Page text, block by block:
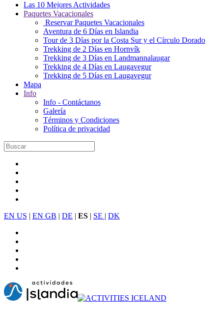
Las 10 Mejores Actividades
Paquetes Vacacionales
Reservar Paquetes Vacacionales
Aventura de 6 Días en Islandia
Tour de 3 Días por la Costa Sur y el Círculo Dorado
Trekking de 2 Días en Hornvík
Trekking de 3 Días en Landmannalaugar
Trekking de 4 Días en Laugavegur
Trekking de 5 Días en Laugavegur
Mapa
Info
Info - Contáctanos
Galería
Términos y Condiciones
Política de privacidad
EN US | EN GB | DE | ES | SE | DK